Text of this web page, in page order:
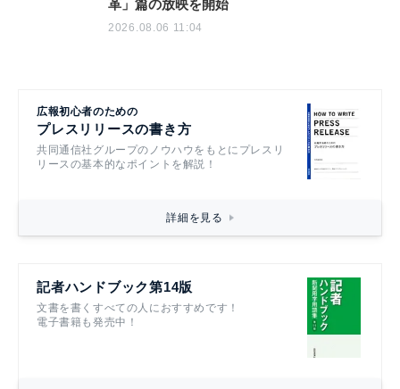
革」篇の放映を開始
2026.08.06 11:04
広報初心者のための
プレスリリースの書き方
共同通信社グループのノウハウをもとにプレスリ
リースの基本的なポイントを解説！
詳細を見る
記者ハンドブック第14版
文書を書くすべての人におすすめです！
電子書籍も発売中！